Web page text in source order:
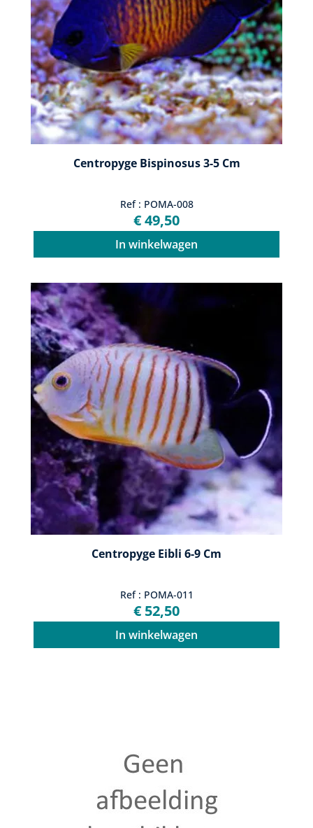
Centropyge Bispinosus 3-5 Cm
Ref : POMA-008
€ 49,50
In winkelwagen
Centropyge Eibli 6-9 Cm
Ref : POMA-011
€ 52,50
In winkelwagen